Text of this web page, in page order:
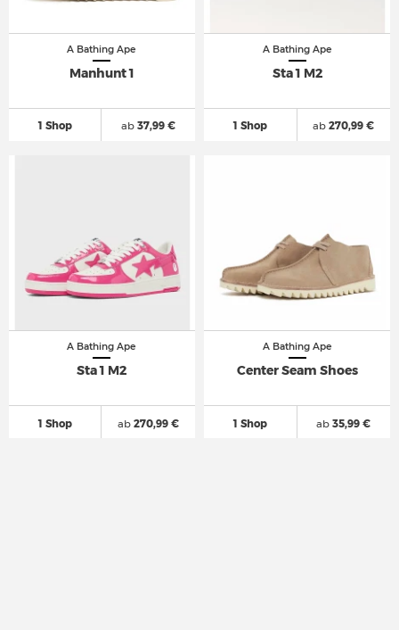
A Bathing Ape
Manhunt 1
1 Shop ab37,99 €
A Bathing Ape
Sta 1 M2
1 Shop ab 270,99 €
A Bathing Ape
Sta 1 M2
1 Shop ab270,99 €
A Bathing Ape
Center Seam Shoes
1 Shop ab 35,99 €